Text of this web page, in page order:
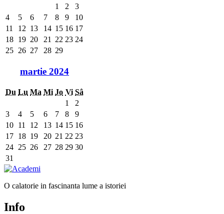
1
2
3
4
5 6 7 8 9
10
11
12 13 14 15 16 17
18 19 20 21 22 23 24
25 26 27 28 29
martie 2024
Du Lu Ma Mi Jo Vi Sâ
1
2
3
4 5 6 7 8
9
10 11 12 13 14 15 16
17 18 19 20 21 22 23
24 25 26 27 28 29 30
31
O calatorie in fascinanta lume a istoriei
Info